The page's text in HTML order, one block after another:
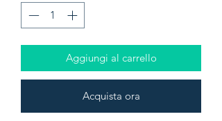
Aggiungi al carrello
Acquista ora